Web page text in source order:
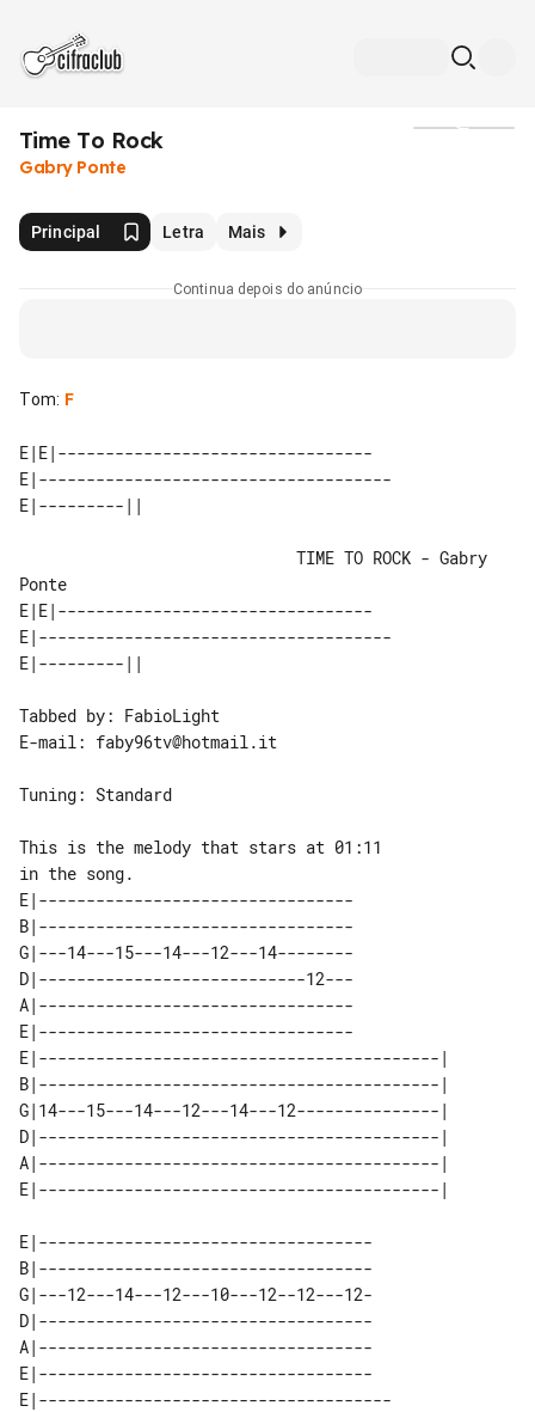
Time To Rock
Gabry Ponte
Principal Letra Mais
Continua depois do anúncio
Tom: F
E|E|---------------------------------
E|-------------------------------------
Ponte
E|E|---------------------------------
E|-------------------------------------
Tabbed by: FabioLight
E-mail: faby96tv@hotmail.it
Tuning: Standard
This is the melody that stars at 01:11
E|---------------------------------
B|---------------------------------
G|---14---15---14---12---14--------
D|----------------------------12---
A|---------------------------------
E|---------------------------------
E|------------------------------------------|
B|------------------------------------------|
G|14---15---14---12---14---12---------------|
D|------------------------------------------|
A|------------------------------------------|
E|-----------------------------------
B|-----------------------------------
G|---12---14---12---10---12--12---12-
D|-----------------------------------
A|-----------------------------------
E|-----------------------------------
E|-------------------------------------